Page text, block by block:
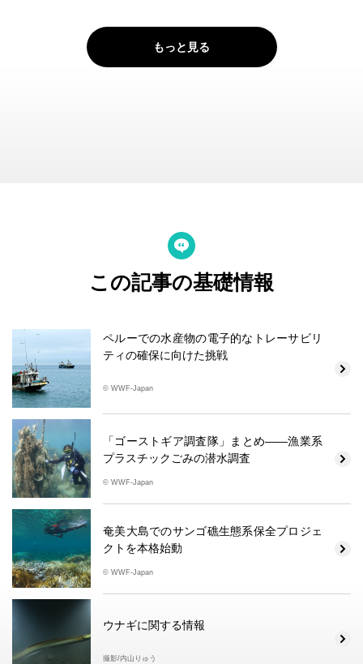
もっと見る
この記事の基礎情報
ペルーでの水産物の電子的なトレーサビリ
ティの確保に向けた挑戦
© WWF-Japan
「ゴーストギア調査隊」まとめ――漁業系
プラスチックごみの潜水調査
© WWF-Japan
奄美大島でのサンゴ礁生態系保全プロジェ
クトを本格始動
© WWF-Japan
ウナギに関する情報
撮影/内山りゅう